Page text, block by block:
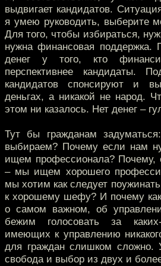
выдвигает кандидатов.
я умею руководить, выберите
Для того, чтобы избираться,
нужна финансовая
денег у того, кто
перспективнее кандидаты.
кандидатов спонсируют и
деньгах, а никакой не народ.
этом ни казалось. Нет денег –
Тут бы гражданам
выбираем? Почему если нам
ищем профессионала? Почему,
– мы ищем хорошего
мы хотим как следует
к хорошему шефу? И почему как
о самом важном, об
бежим голосовать за
имеющих к управлению
для граждан слишком сложно.
свобода и выбор из двух и